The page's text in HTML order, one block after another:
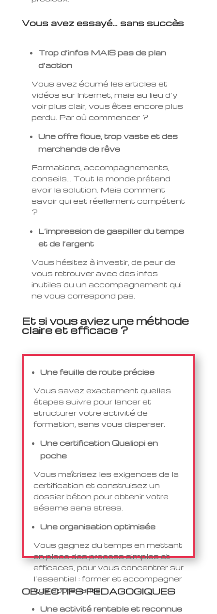
Vous avez essayé… sans succès
Trop d’infos MAIS pas de plan
d’action
Vous avez écumé les articles et
vidéos sur Internet, mais au lieu d’y
voir plus clair, vous êtes encore plus
perdu. Par où commencer ?
Une offre floue, trop vaste et des
marchands de rêve
Formations, accompagnements,
conseils… Tout le monde prétend
avoir la solution. Mais comment
savoir qui est réellement compétent
?
L’impression de gaspiller du temps
et de l’argent
Vous hésitez à investir, de peur de
vous retrouver avec des infos
inutiles ou un accompagnement qui
ne vous correspond pas.
Et si vous aviez une méthode
claire et efficace ?
Une feuille de route précise
Vous savez exactement quelles
étapes suivre pour lancer et
structurer votre activité de
formation, sans vous disperser.
Une certification Qualiopi en
poche
Vous maîtrisez les exigences de la
certification et construisez un
dossier béton pour obtenir votre
sésame sans stress.
Une organisation optimisée
Vous gagnez du temps en mettant
en place des process simples et
efficaces, pour vous concentrer sur
l’essentiel : former et accompagner
vos apprenants.
Une activité rentable et reconnue
OBJECTIFS PEDAGOGIQUES